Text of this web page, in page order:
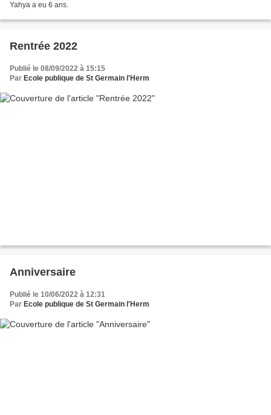
Yahya a eu 6 ans.
Rentrée 2022
Publié le 08/09/2022 à 15:15
Par Ecole publique de St Germain l'Herm
Anniversaire
Publié le 10/06/2022 à 12:31
Par Ecole publique de St Germain l'Herm